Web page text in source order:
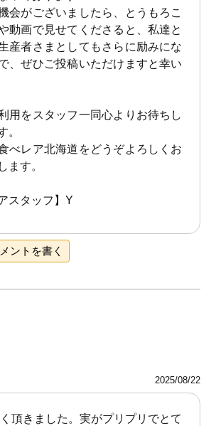
会がございましたら、とうもろこ
動画で見せてくださると、私達と
産者さまとしてもさらに励みにな
、ぜひご投稿いただけますと幸い
用をスタッフ一同心よりお待ちし
。
べレア北海道をどうぞよろしくお
ます。
スタッフ】Y
ントを書く
2025/08/22
頂きました。実がプリプリでとて